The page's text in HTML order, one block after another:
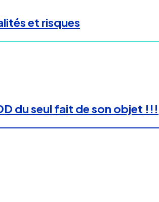
et risques
du seul fait de son objet !!!